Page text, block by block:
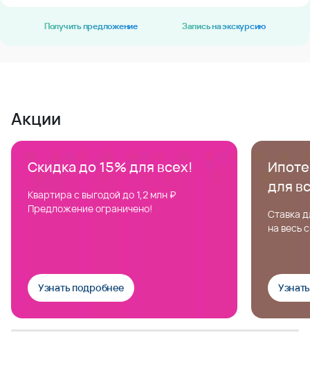
Получить предложение Запись на экскурсию
Акции
Скидка до 15% для всех!
Квартира с выгодой до 1,2 млн ₽
Предложение ограничено!
Узнать подробнее
для
Ставка
на весь